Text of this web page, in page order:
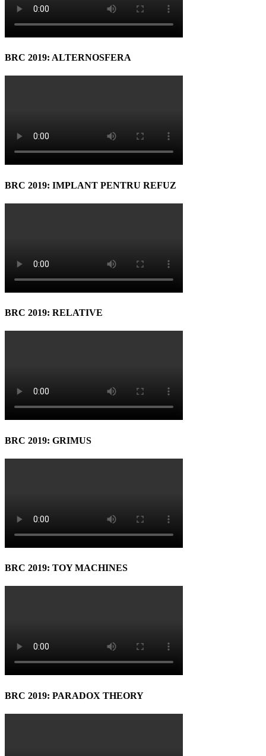
BRC 2019: ALTERNOSFERA
BRC 2019: IMPLANT PENTRU REFUZ
BRC 2019: RELATIVE
BRC 2019: GRIMUS
BRC 2019: TOY MACHINES
BRC 2019: PARADOX THEORY